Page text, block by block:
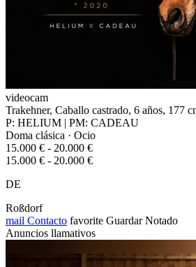
videocam
Trakehner, Caballo castrado, 6 años, 177
P: HELIUM | PM: CADEAU
Doma clásica · Ocio
15.000 € - 20.000 €
15.000 € - 20.000 €
DE
Roßdorf
mail Contacto favorite Guardar Notado
Anuncios llamativos